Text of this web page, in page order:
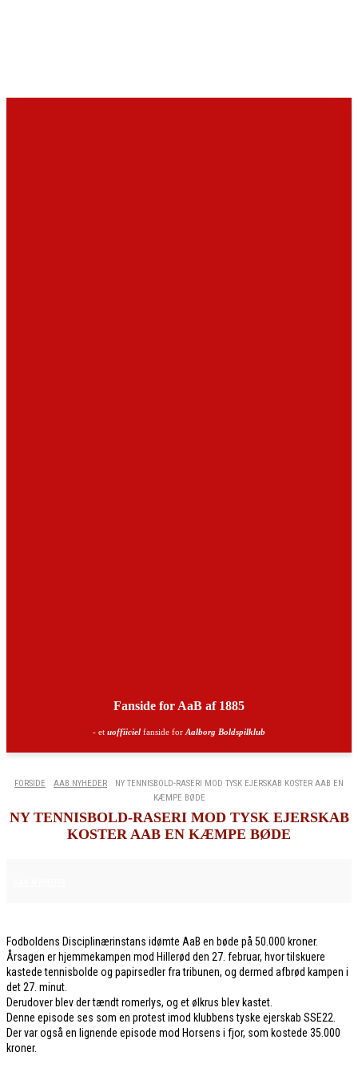
Fanside for AaB af 1885
- et uoffiiciel fanside for Aalborg Boldspilklub
FORSIDE AAB NYHEDER
NY TENNISBOLD-RASERI MOD TYSK EJERSKAB KOSTER AAB EN
KÆMPE BØDE
NY TENNISBOLD-RASERI MOD TYSK EJERSKAB
KOSTER AAB EN KÆMPE BØDE
Fodboldens Disciplinærinstans idømte AaB en bøde på 50.000 kroner.
Årsagen er hjemmekampen mod Hillerød den 27. februar, hvor tilskuere
kastede tennisbolde og papirsedler fra tribunen, og dermed afbrød kampen i
det 27. minut.
Derudover blev der tændt romerlys, og et ølkrus blev kastet.
Denne episode ses som en protest imod klubbens tyske ejerskab SSE22.
Der var også en lignende episode mod Horsens i fjor, som kostede 35.000
kroner.